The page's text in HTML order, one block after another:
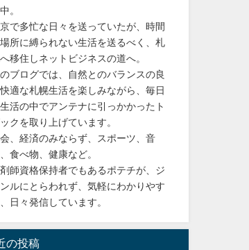
。
で多忙な日々を送っていたが、時間
場所に縛られない生活を送るべく、札
移住しネットビジネスの道へ。
のブログでは、自然とのバランスの良
適な札幌生活を楽しみながら、毎日
活の中でアンテナに引っかかったト
クを取り上げています。
、経済のみならず、スポーツ、音
食べ物、健康など。
師資格保持者でもあるポテチが、ジ
ルにとらわれず、気軽にわかりやす
、日々発信しています。
の投稿